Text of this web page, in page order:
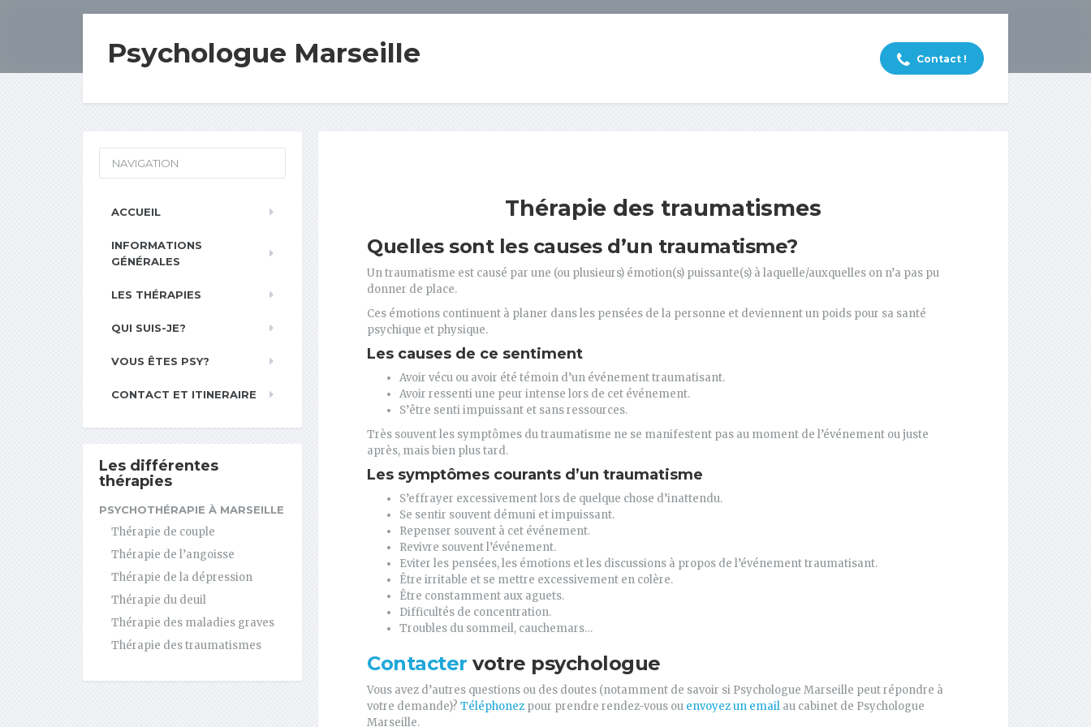
Psychologue Marseille Contact !
Thérapie des traumatismes
Quelles sont les causes d’un traumatisme?
Un traumatisme est causé par une (ou plusieurs) émotion(s) puissante(s) à laquelle/auxquelles on n’a pas pu
donner de place.
Ces émotions continuent à planer dans les pensées de la personne et deviennent un poids pour sa santé
psychique et physique.
Les causes de ce sentiment
Avoir vécu ou avoir été témoin d’un événement traumatisant.
Avoir ressenti une peur intense lors de cet événement.
S’être senti impuissant et sans ressources.
Très souvent les symptômes du traumatisme ne se manifestent pas au moment de l’événement ou juste
après, mais bien plus tard.
Les symptômes courants d’un traumatisme
S’effrayer excessivement lors de quelque chose d’inattendu.
Se sentir souvent démuni et impuissant.
Repenser souvent à cet événement.
Revivre souvent l’événement.
Eviter les pensées, les émotions et les discussions à propos de l’événement traumatisant.
Être irritable et se mettre excessivement en colère.
Être constamment aux aguets.
Difficultés de concentration.
Troubles du sommeil, cauchemars…
Contacter votre psychologue
Vous avez d’autres questions ou des doutes (notamment de savoir si Psychologue Marseille peut répondre à
votre demande)? Téléphonez pour prendre rendez-vous ou envoyez un email au cabinet de Psychologue
Marseille.
NAVIGATION
ACCUEIL
INFORMATIONS
GÉNÉRALES
LES THÉRAPIES
QUI SUIS-JE?
VOUS ÊTES PSY?
CONTACT ET ITINERAIRE
Les différentes
thérapies
PSYCHOTHÉRAPIE À MARSEILLE
Thérapie de couple
Thérapie de l’angoisse
Thérapie de la dépression
Thérapie du deuil
Thérapie des maladies graves
Thérapie des traumatismes